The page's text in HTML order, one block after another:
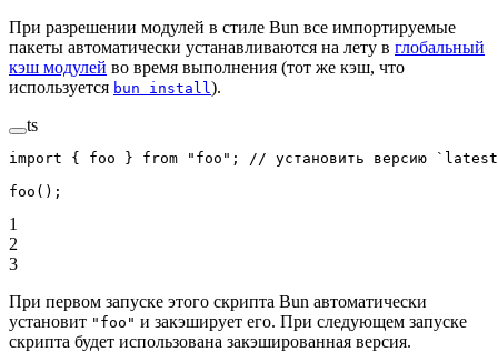
При разрешении модулей в стиле Bun все импортируемые
пакеты автоматически устанавливаются на лету в глобальный
кэш модулей во время выполнения (тот же кэш, что
используется bun install ).
ts
import { foo } from "foo" ;
// установить версию
foo ();
1
2
3
При первом запуске этого скрипта Bun автоматически
установит "foo" и закэширует его. При следующем запуске
скрипта будет использована закэшированная версия.